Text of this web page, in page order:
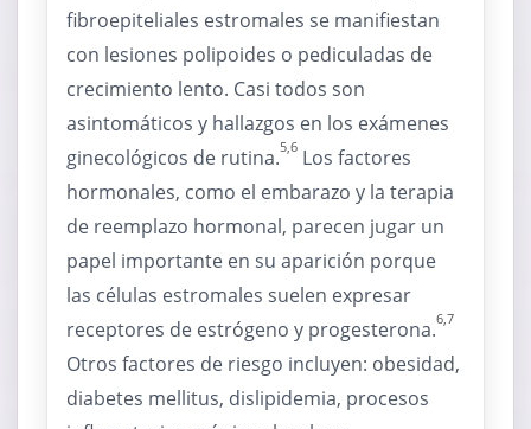
fibroepiteliales estromales se manifiestan
con lesiones polipoides o pediculadas de
crecimiento lento. Casi todos son
asintomáticos y hallazgos en los exámenes
ginecológicos de rutina.5,6 Los factores
hormonales, como el embarazo y la terapia
de reemplazo hormonal, parecen jugar un
papel importante en su aparición porque
las células estromales suelen expresar
receptores de estrógeno y progesterona.6,7
Otros factores de riesgo incluyen: obesidad,
diabetes mellitus, dislipidemia, procesos